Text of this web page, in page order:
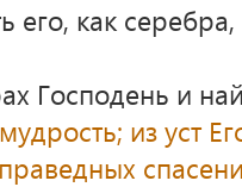
его, как
Господень и
из уст